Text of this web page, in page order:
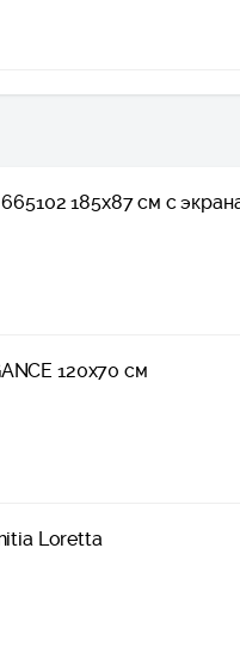
185x87 см с
120х70 см
Loretta